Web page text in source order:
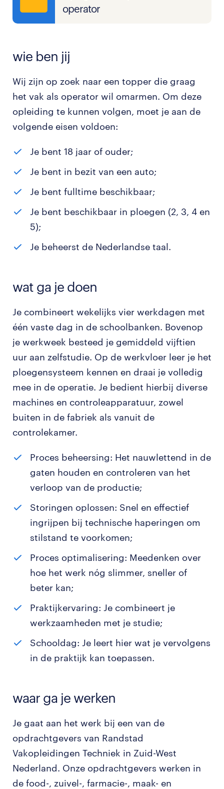
operator
wie ben jij
Wij zijn op zoek naar een topper die graag
het vak als operator wil omarmen. Om deze
opleiding te kunnen volgen, moet je aan de
volgende eisen voldoen:
Je bent 18 jaar of ouder;
Je bent in bezit van een auto;
Je bent fulltime beschikbaar;
Je bent beschikbaar in ploegen (2, 3, 4 en
5);
Je beheerst de Nederlandse taal.
wat ga je doen
Je combineert wekelijks vier werkdagen met
één vaste dag in de schoolbanken. Bovenop
je werkweek besteed je gemiddeld vijftien
uur aan zelfstudie. Op de werkvloer leer je het
ploegensysteem kennen en draai je volledig
mee in de operatie. Je bedient hierbij diverse
machines en controleapparatuur, zowel
buiten in de fabriek als vanuit de
controlekamer.
Proces beheersing: Het nauwlettend in de
gaten houden en controleren van het
verloop van de productie;
Storingen oplossen: Snel en effectief
ingrijpen bij technische haperingen om
stilstand te voorkomen;
Proces optimalisering: Meedenken over
hoe het werk nóg slimmer, sneller of
beter kan;
Praktijkervaring: Je combineert je
werkzaamheden met je studie;
Schooldag: Je leert hier wat je vervolgens
in de praktijk kan toepassen.
waar ga je werken
Je gaat aan het werk bij een van de
opdrachtgevers van Randstad
Vakopleidingen Techniek in Zuid-West
Nederland. Onze opdrachtgevers werken in
de food-, zuivel-, farmacie-, maak- en